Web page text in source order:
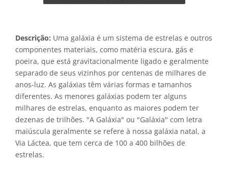
Descrição: Uma galáxia é um sistema de estrelas e outros
componentes materiais, como matéria escura, gás e
poeira, que está gravitacionalmente ligado e geralmente
separado de seus vizinhos por centenas de milhares de
anos-luz. As galáxias têm várias formas e tamanhos
diferentes. As menores galáxias podem ter alguns
milhares de estrelas, enquanto as maiores podem ter
dezenas de trilhões. "A Galáxia" ou "Galáxia" com letra
maiúscula geralmente se refere à nossa galáxia natal, a
Via Láctea, que tem cerca de 100 a 400 bilhões de
estrelas.